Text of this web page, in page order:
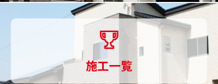
く
で
施工一覧